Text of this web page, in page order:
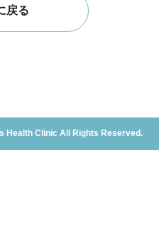
戻る
Health Clinic All Rights Reserved.